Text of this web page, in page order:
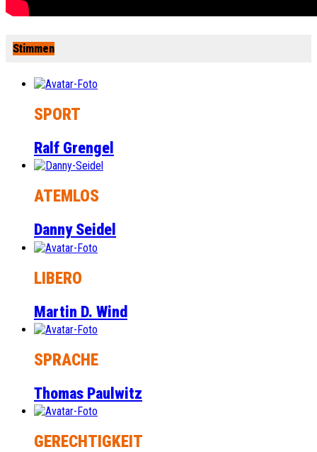
Stimmen
SPORT
Ralf Grengel
ATEMLOS
Danny Seidel
LIBERO
Martin D. Wind
SPRACHE
Thomas Paulwitz
GERECHTIGKEIT